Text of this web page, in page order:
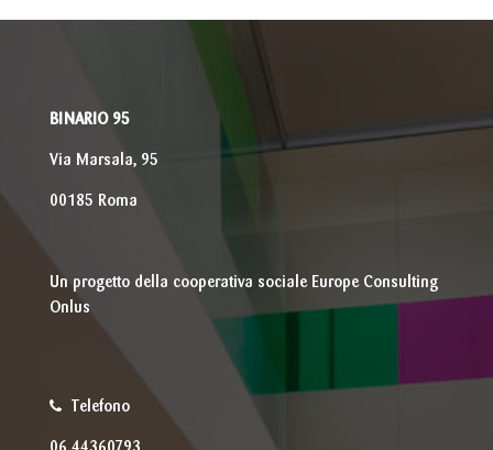
BINARIO 95
Via Marsala, 95
00185 Roma
Un progetto della cooperativa sociale Europe Consulting
Onlus
Telefono